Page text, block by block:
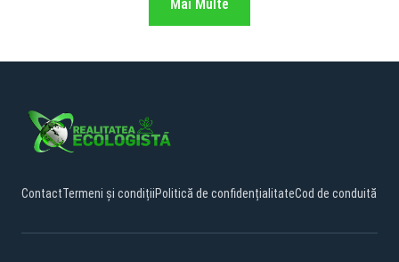
Mai Multe
ContactTermeni și condițiiPolitică de confidențialitateCod de conduită